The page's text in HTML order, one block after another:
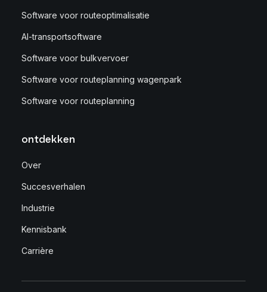
Software voor routeoptimalisatie
AI-transportsoftware
Software voor bulkvervoer
Software voor routeplanning wagenpark
Software voor routeplanning
ontdekken
Over
Succesverhalen
Industrie
Kennisbank
Carrière